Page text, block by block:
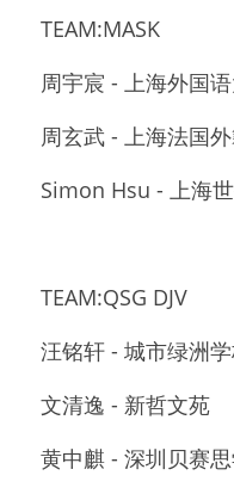
TEAM:MASK
周宇宸 - 上海外国
周玄武 - 上海法国
Simon Hsu - 上海
TEAM:QSG DJV
汪铭轩 - 城市绿洲
文清逸 - 新哲文苑
黄中麒 - 深圳贝赛